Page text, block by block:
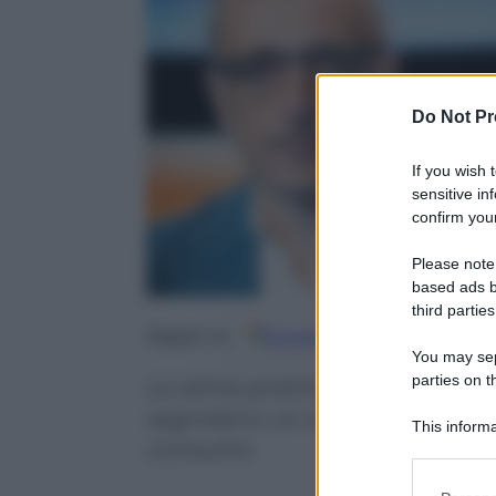
Do Not
If you wish
sensitive
confirm
Please
based ads
third
You may
parties on
This
Le stime preliminari di Istat ed
segnalano un raffreddamento